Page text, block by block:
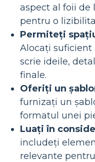
aspect al foii de
pentru o
Permiteți
Alocați suficient
scrie ideile,
finale.
Oferiți un
furnizați un
formatul unei
Luați în
includeți
relevante